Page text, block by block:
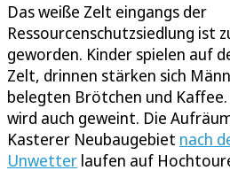
Das weiße Zelt eingangs der
Ressourcenschutzsiedlung ist
geworden. Kinder spielen auf
Zelt, drinnen stärken sich
belegten Brötchen und
wird auch geweint. Die
Kasterer Neubaugebiet nach
Unwetter laufen auf